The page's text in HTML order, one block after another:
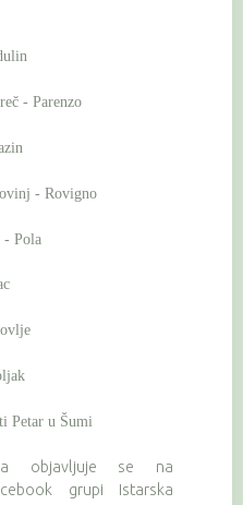
- Parenzo
- Rovigno
- Pola
Petar u Šumi
objavljuje se na
grupi Istarska